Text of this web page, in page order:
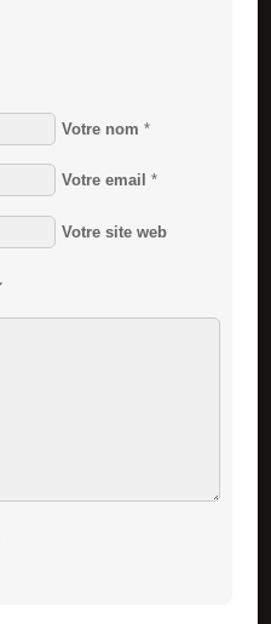
Votre nom *
Votre email *
Votre site web